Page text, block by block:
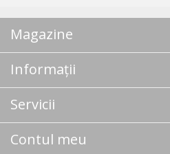
Magazine
Informații
Servicii
Contul meu